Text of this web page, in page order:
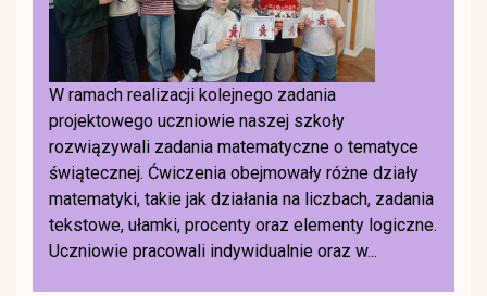
W ramach realizacji kolejnego zadania
projektowego uczniowie naszej szkoły
rozwiązywali zadania matematyczne o tematyce
świątecznej. Ćwiczenia obejmowały różne działy
matematyki, takie jak działania na liczbach, zadania
tekstowe, ułamki, procenty oraz elementy logiczne.
Uczniowie pracowali indywidualnie oraz w...